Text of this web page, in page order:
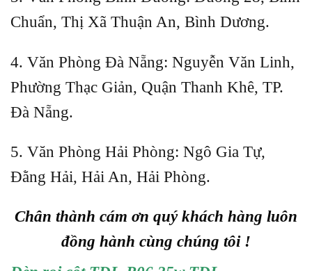
Chuẩn, Thị Xã Thuận An, Bình Dương.
4. Văn Phòng Đà Nẵng: Nguyễn Văn Linh,
Phường Thạc Giản, Quận Thanh Khê, TP.
Đà Nẵng.
5. Văn Phòng Hải Phòng: Ngô Gia Tự,
Đằng Hải, Hải An, Hải Phòng.
Chân thành cám ơn quý khách hàng luôn
đồng hành cùng chúng tôi !